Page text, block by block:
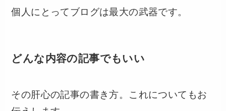
個人にとってブログは最大の武器です。
どんな内容の記事でもいい
その肝心の記事の書き方。これについてもお